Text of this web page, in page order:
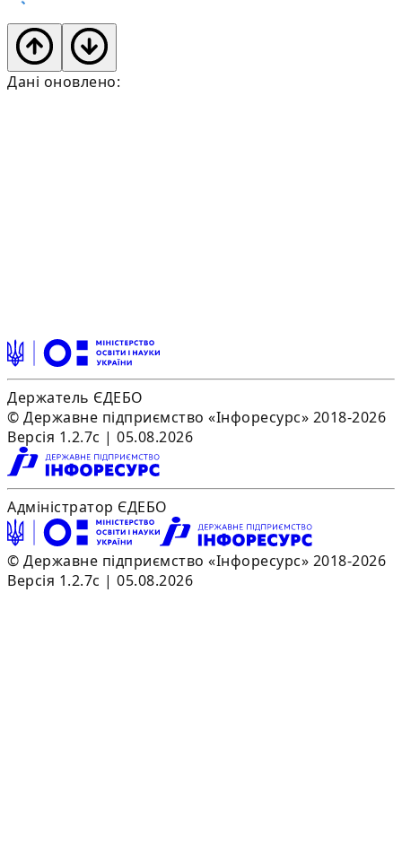
Дані оновлено:
Держатель ЄДЕБО
© Державне підприємство «Інфоресурс» 2018-2026
Версія 1.2.7c | 05.08.2026
Адміністратор ЄДЕБО
© Державне підприємство «Інфоресурс» 2018-2026
Версія 1.2.7c | 05.08.2026